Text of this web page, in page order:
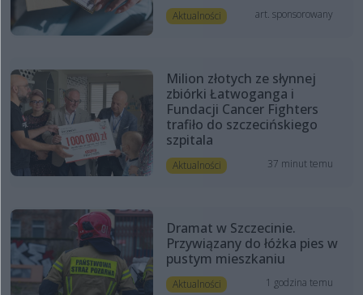
Aktualności art. sponsorowany
Milion złotych ze słynnej
zbiórki Łatwoganga i
Fundacji Cancer Fighters
trafiło do szczecińskiego
szpitala
Aktualności 37 minut temu
Dramat w Szczecinie.
Przywiązany do łóżka pies w
pustym mieszkaniu
Aktualności 1 godzina temu